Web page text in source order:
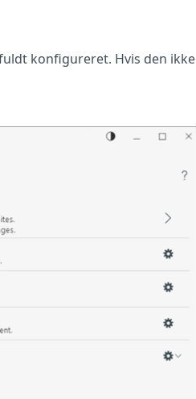
konfigureret. Hvis den ikke